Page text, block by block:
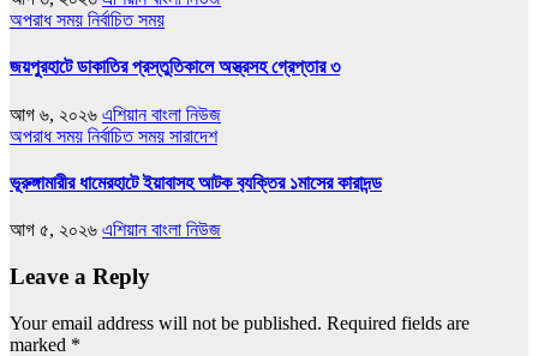
অপরাধ সময় নির্বাচিত সময়
জয়পুরহাটে ডাকাতির প্রস্তুতিকালে অস্ত্রসহ গ্রেপ্তার ৩
আগ ৬, ২০২৬ এশিয়ান বাংলা নিউজ
অপরাধ সময় নির্বাচিত সময় সারাদেশ
ভূরুঙ্গামারীর ধামেরহাটে ইয়াবাসহ আটক ব‍্যক্তির ১মাসের কারাদন্ড
আগ ৫, ২০২৬ এশিয়ান বাংলা নিউজ
Leave a Reply
Your email address will not be published. Required fields are
marked *